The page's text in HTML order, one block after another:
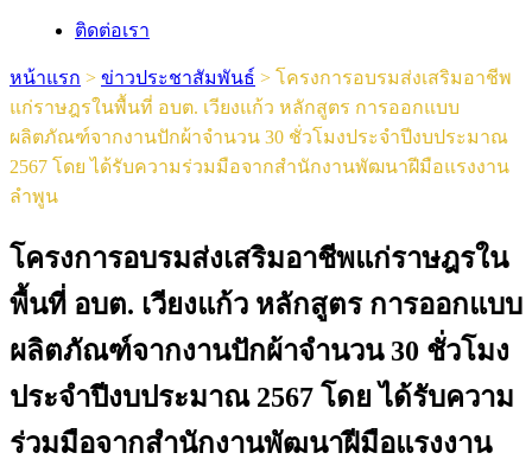
ติดต่อเรา
หน้าแรก > ข่าวประชาสัมพันธ์ > โครงการอบรมส่งเสริมอาชีพ
แก่ราษฎรในพื้นที่ อบต. เวียงแก้ว หลักสูตร การออกแบบ
ผลิตภัณฑ์จากงานปักผ้าจำนวน 30 ชั่วโมงประจำปีงบประมาณ
2567 โดย ได้รับความร่วมมือจากสำนักงานพัฒนาฝีมือแรงงาน
ลำพูน
โครงการอบรมส่งเสริมอาชีพแก่ราษฎรใน
พื้นที่ อบต. เวียงแก้ว หลักสูตร การออกแบบ
ผลิตภัณฑ์จากงานปักผ้าจำนวน 30 ชั่วโมง
ประจำปีงบประมาณ 2567 โดย ได้รับความ
ร่วมมือจากสำนักงานพัฒนาฝีมือแรงงาน